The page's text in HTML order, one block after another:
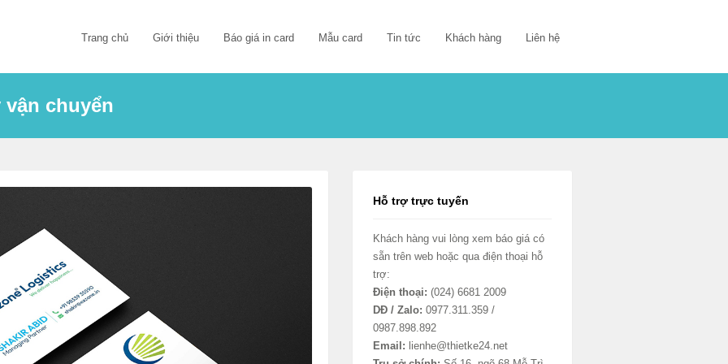
Trang chủ Giới thiệu Báo giá in card Mẫu card Tin tức Khách hàng Liên hệ
chuyển
Hỗ trợ trực tuyến
Khách hàng vui lòng xem báo giá có
sẵn trên web hoặc qua điện thoại hỗ
trợ:
Điện thoại: (024) 6681 2009
DĐ / Zalo: 0977.311.359 /
0987.898.892
Email: lienhe@thietke24.net